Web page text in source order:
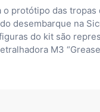
protótipo das
desembarque na
do kit são
M3